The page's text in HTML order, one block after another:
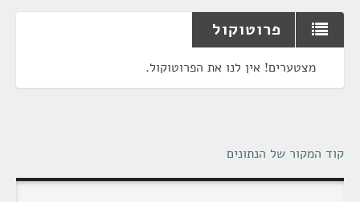
פרוטוקול
מצטערים! אין לנו את הפרוטוקול.
קוד המקור של הנתונים